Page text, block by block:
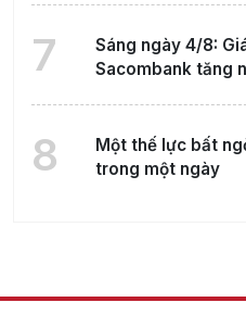
7
Sáng ngày 4/8:
Sacombank tăng
8
Một thế lực bất
trong một ngày